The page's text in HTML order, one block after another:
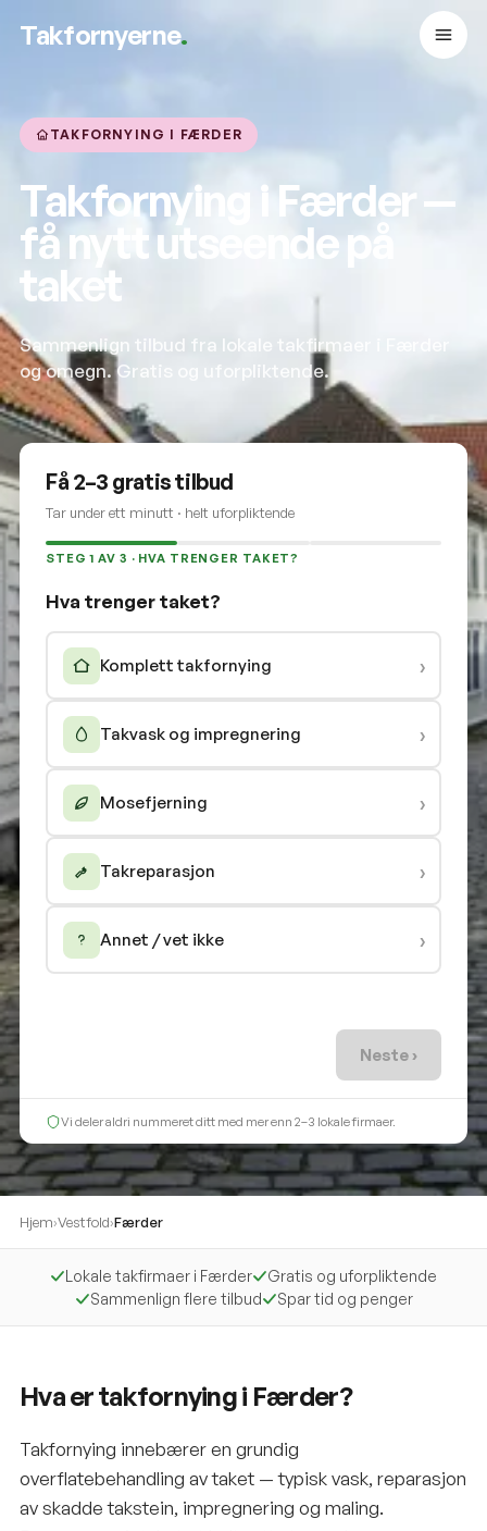
Takfornyerne.
TAKFORNYING I FÆRDER
Takfornying i Færder —
få nytt utseende på
taket
Sammenlign tilbud fra lokale takfirmaer i Færder
og omegn. Gratis og uforpliktende.
Få 2–3 gratis tilbud
Tar under ett minutt · helt uforpliktende
STEG 1 AV 3 · HVA TRENGER TAKET?
Hva trenger taket?
Komplett takfornying ›
Takvask og impregnering ›
Mosefjerning ›
Takreparasjon ›
Annet / vet ikke ›
Neste ›
Vi deler aldri nummeret ditt med mer enn 2–3 lokale firmaer.
Hjem›Vestfold›Færder
Lokale takfirmaer i Færder
Gratis og uforpliktende
Sammenlign flere tilbud
Spar tid og penger
Hva er takfornying i Færder?
Takfornying innebærer en grundig
overflatebehandling av taket — typisk vask, reparasjon
av skadde takstein, impregnering og maling.